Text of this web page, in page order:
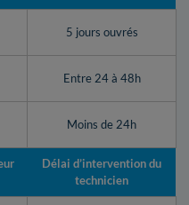
5 jours ouvrés
Entre 24 à 48h
Moins de 24h
Délai d’intervention du
technicien